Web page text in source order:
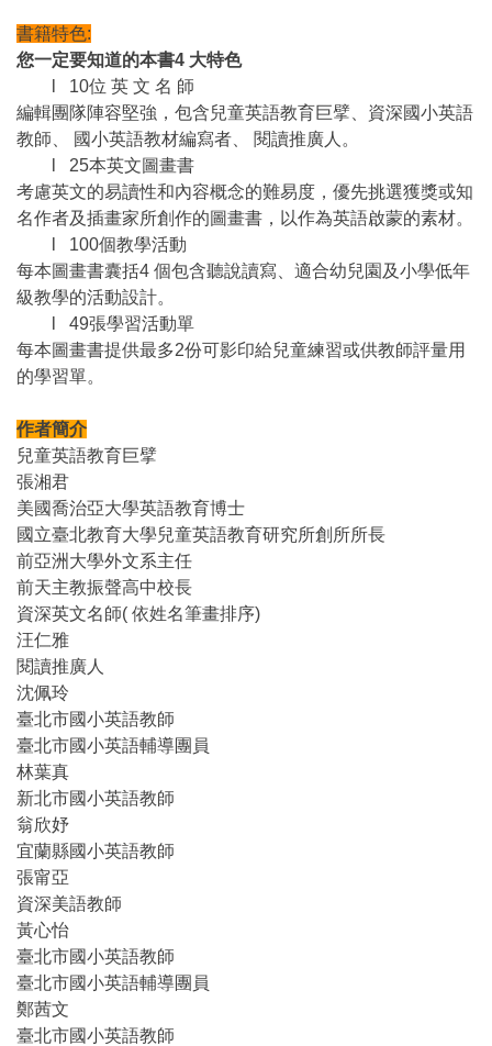
書籍特色:
您一定要知道的本書4 大特色
l 10位 英 文 名 師
編輯團隊陣容堅強，包含兒童英語教育巨擘、資深國小英語
教師、 國小英語教材編寫者、 閱讀推廣人。
l 25本英文圖畫書
考慮英文的易讀性和內容概念的難易度，優先挑選獲獎或知
名作者及插畫家所創作的圖畫書，以作為英語啟蒙的素材。
l 100個教學活動
每本圖畫書囊括4 個包含聽說讀寫、適合幼兒園及小學低年
級教學的活動設計。
l 49張學習活動單
每本圖畫書提供最多2份可影印給兒童練習或供教師評量用
的學習單。
作者簡介
兒童英語教育巨擘
張湘君
美國喬治亞大學英語教育博士
國立臺北教育大學兒童英語教育研究所創所所長
前亞洲大學外文系主任
前天主教振聲高中校長
資深英文名師( 依姓名筆畫排序)
汪仁雅
閱讀推廣人
沈佩玲
臺北市國小英語教師
臺北市國小英語輔導團員
林葉真
新北市國小英語教師
翁欣妤
宜蘭縣國小英語教師
張甯亞
資深美語教師
黃心怡
臺北市國小英語教師
臺北市國小英語輔導團員
鄭茜文
臺北市國小英語教師